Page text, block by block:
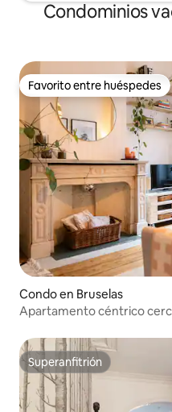
Condominios
Favorito entre huéspedes
Favorito entre huéspedes
Condo en Bruselas
Apartamento céntrico
Superanfitrión
Superanfitrión